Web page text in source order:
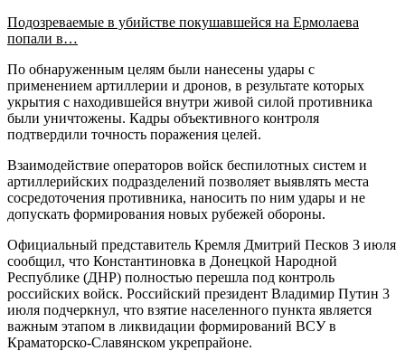
Подозреваемые в убийстве покушавшейся на Ермолаева
попали в…
По обнаруженным целям были нанесены удары с
применением артиллерии и дронов, в результате которых
укрытия с находившейся внутри живой силой противника
были уничтожены. Кадры объективного контроля
подтвердили точность поражения целей.
Взаимодействие операторов войск беспилотных систем и
артиллерийских подразделений позволяет выявлять места
сосредоточения противника, наносить по ним удары и не
допускать формирования новых рубежей обороны.
Официальный представитель Кремля Дмитрий Песков 3 июля
сообщил, что Константиновка в Донецкой Народной
Республике (ДНР) полностью перешла под контроль
российских войск. Российский президент Владимир Путин 3
июля подчеркнул, что взятие населенного пункта является
важным этапом в ликвидации формирований ВСУ в
Краматорско-Славянском укрепрайоне.